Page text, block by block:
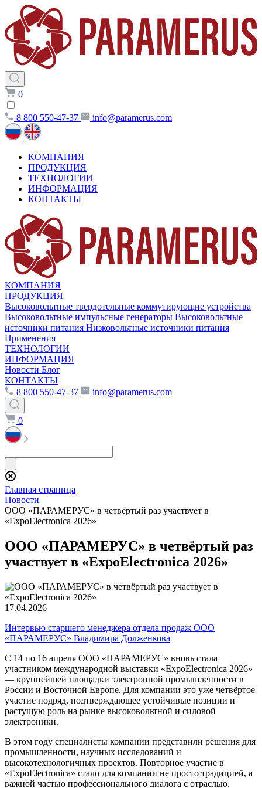
0
8 800 550-47-37 info@paramerus.com
КОМПАНИЯ
ПРОДУКЦИЯ
ТЕХНОЛОГИИ
ИНФОРМАЦИЯ
КОНТАКТЫ
КОМПАНИЯ
ПРОДУКЦИЯ
Высоковольтные твердотельные коммутирующие устройства
Высоковольтные импульсные генераторы Высоковольтные
источники питания Низковольтные источники питания
Применения
ТЕХНОЛОГИИ
ИНФОРМАЦИЯ
Новости Блог
КОНТАКТЫ
8 800 550-47-37
info@paramerus.com
0
Главная страница
Новости
ООО «ПАРАМЕРУС» в четвёртый раз участвует в
«ExpoElectronica 2026»
ООО «ПАРАМЕРУС» в четвёртый раз
участвует в «ExpoElectronica 2026»
17.04.2026
Интервью старшего менеджера отдела продаж ООО
«ПАРАМЕРУС» Владимира Долженкова
С 14 по 16 апреля ООО «ПАРАМЕРУС» вновь стала
участником международной выставки «ExpoElectronica 2026»
— крупнейшей площадки электронной промышленности в
России и Восточной Европе. Для компании это уже четвёртое
участие подряд, подтверждающее устойчивые позиции и
растущую роль на рынке высоковольтной и силовой
электроники.
В этом году специалисты компании представили решения для
промышленности, научных исследований и
высокотехнологичных проектов. Повторное участие в
«ExpoElectronica» стало для компании не просто традицией, а
важной частью профессионального диалога с отраслью.